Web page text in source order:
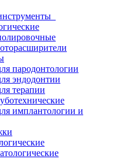
пародонтологии
эндодонтии
терапии
имплантологии и